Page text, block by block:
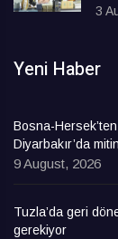
3
Yeni Haber
Bosna-
Diyarbakır’da
9 August, 2026
Tuzla’da geri
gerekiyor